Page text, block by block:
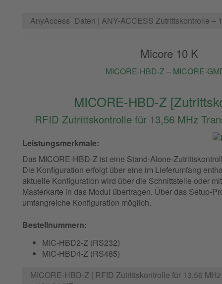
AnyAccess_Daten | ANY-ACCESS Zutrittskontrolle –
Micore 10 K
MICORE-HBD-Z– MICORE-
MICORE-HBD-Z
RFID Zutrittskontrolle für 13,56 MHz
Leistungsmerkmale:
Das MICORE-HBD-Z ist eine Stand-Alone-
Die Konfiguration erfolgt über eine im Lieferumfang
aktuelle Konfiguration wird über die Schnittstelle oder
Masterkarte in das Modul übertragen. Über das Setup-
umfangreiche Konfiguration möglich.
Bestellnummern:
MIC-HBD2-Z (RS232)
MIC-HBD4-Z (RS485)
MICORE-HBD-Z | RFID Zutrittskontrolle für 13,56